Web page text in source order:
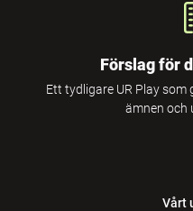
Förslag för
Ett tydligare UR Play
ämnen och
Vårt